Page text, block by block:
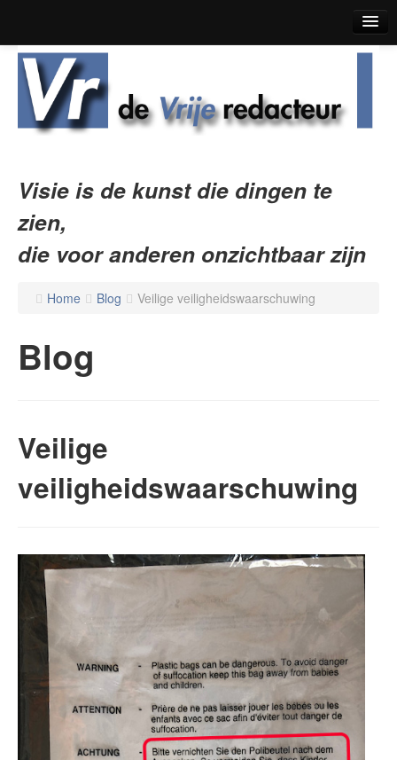
Home
Blog
Korte Verhalen
Over De Vrije Redacteur
Contact
Visie is de kunst die dingen te
zien,
die voor anderen onzichtbaar zijn
Home Blog Veilige veiligheidswaarschuwing
Blog
Veilige
veiligheidswaarschuwing